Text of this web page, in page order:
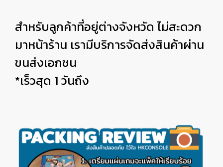
สำหรับลูกค้าที่อยู่ต่างจังหวัด ไม่สะดวก
มาหน้าร้าน เรามีบริการจัดส่งสินค้าผ่าน
ขนส่งเอกชน
*เร็วสุด 1 วันถึง